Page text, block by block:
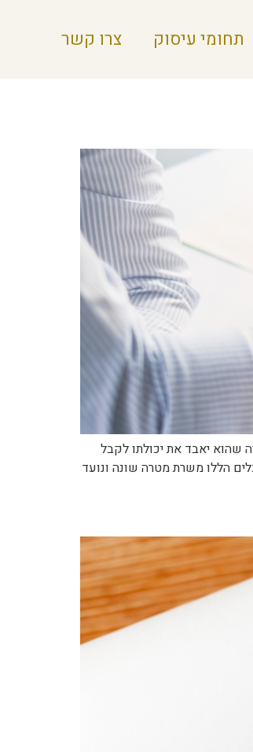
תחומי עיסוק צרו קשר
שהוא יאבד את יכולתו לקבל
הללו משרת מטרה שונה ונועד